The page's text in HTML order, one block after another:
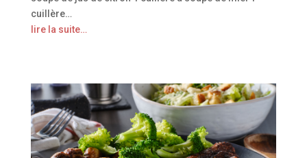
cuillère…
lire la suite…